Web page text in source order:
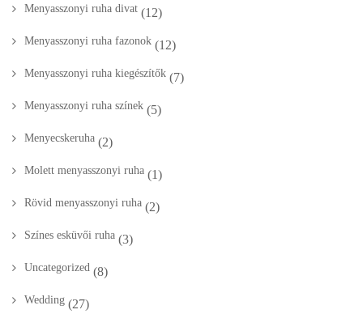
Menyasszonyi ruha divat (12)
Menyasszonyi ruha fazonok (12)
Menyasszonyi ruha kiegészítők (7)
Menyasszonyi ruha színek (5)
Menyecskeruha (2)
Molett menyasszonyi ruha (1)
Rövid menyasszonyi ruha (2)
Színes esküvői ruha (3)
Uncategorized (8)
Wedding (27)